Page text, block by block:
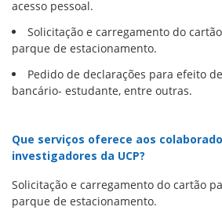
acesso pessoal.
Solicitação e carregamento do
parque de estacionamento.
Pedido de declarações para efeito
bancário- estudante, entre outras.
Que serviços oferece aos
investigadores da UCP?
Solicitação e carregamento do cartão
parque de estacionamento.